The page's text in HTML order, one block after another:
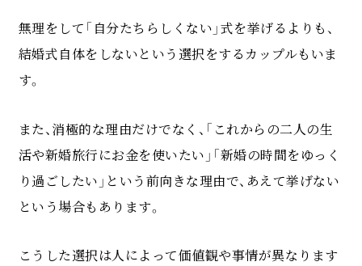
無理をして「自分たちらしくない」式を挙げるよりも、
結婚式自体をしないという選択をするカップルもいま
す。
また、消極的な理由だけでなく、「これからの二人の生
活や新婚旅行にお金を使いたい」「新婚の時間をゆっく
り過ごしたい」という前向きな理由で、あえて挙げない
という場合もあります。
こうした選択は人によって価値観や事情が異なります